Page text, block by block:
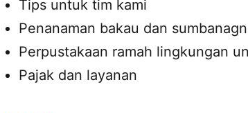
Tips untuk tim kami
Penanaman bakau dan
Perpustakaan ramah lingkungan
Pajak dan layanan